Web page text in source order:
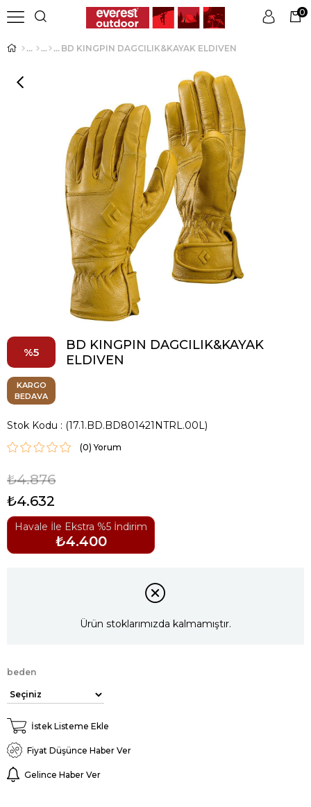
Üye Girişi Üye Ol
0
BD KINGPIN DAGCILIK&KAYAK ELDIVEN
5
BD KINGPIN DAGCILIK&KAYAK
ELDIVEN
KARGO
BEDAVA
Stok Kodu (17.1.BD.BD801421NTRL.00L)
(0)
₺4.876
₺4.632
Havale İle Ekstra %5 İndirim
₺4.400
Ürün stoklarımızda kalmamıştır.
beden
İstek Listeme Ekle
Fiyat Düşünce Haber Ver
Gelince Haber Ver